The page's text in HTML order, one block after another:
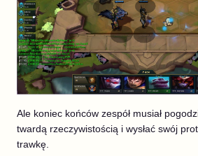
Ale koniec końców zespół musiał
twardą rzeczywistością i wysłać swój
trawkę.